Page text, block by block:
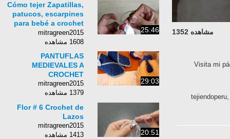
مشاهده 1352
Visita
25:46
Cómo tejer Zapatillas,
patucos, escarpines
para bebé a crochet
(2 de 2)
mitragreen2015
1608 مشاهده
29:03
PANTUFLAS
MEDIEVALES A
CROCHET
mitragreen2015
1379 مشاهده
20:51
Flor # 6 Crochet de
Lazos
mitragreen2015
1413 مشاهده